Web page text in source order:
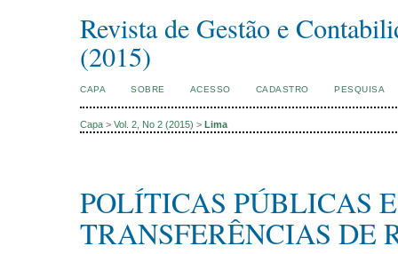
Revista de Gestão e
(2015)
CAPA SOBRE ACESSO CADASTRO PESQUISA
Capa > Vol. 2, No 2 (2015) > Lima
POLÍTICAS PÚBLICAS
TRANSFERÊNCIAS DE